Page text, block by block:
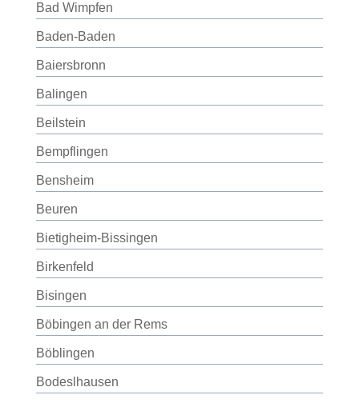
Bad Wimpfen
Baden-Baden
Baiersbronn
Balingen
Beilstein
Bempflingen
Bensheim
Beuren
Bietigheim-Bissingen
Birkenfeld
Bisingen
Böbingen an der Rems
Böblingen
Bodeslhausen